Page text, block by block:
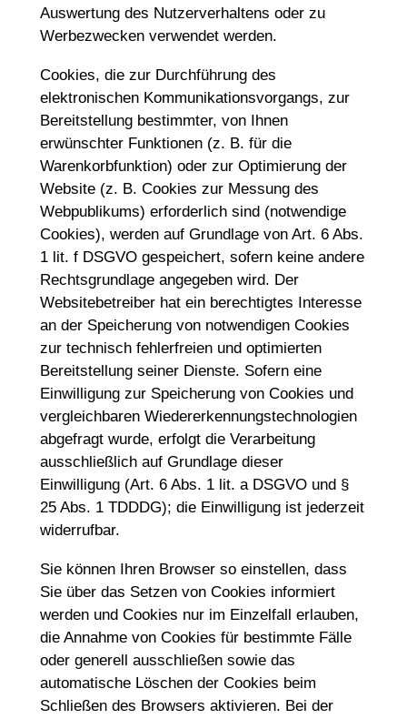
Auswertung des Nutzerverhaltens oder zu
Werbezwecken verwendet werden.
Cookies, die zur Durchführung des
elektronischen Kommunikationsvorgangs, zur
Bereitstellung bestimmter, von Ihnen
erwünschter Funktionen (z. B. für die
Warenkorbfunktion) oder zur Optimierung der
Website (z. B. Cookies zur Messung des
Webpublikums) erforderlich sind (notwendige
Cookies), werden auf Grundlage von Art. 6 Abs.
1 lit. f DSGVO gespeichert, sofern keine andere
Rechtsgrundlage angegeben wird. Der
Websitebetreiber hat ein berechtigtes Interesse
an der Speicherung von notwendigen Cookies
zur technisch fehlerfreien und optimierten
Bereitstellung seiner Dienste. Sofern eine
Einwilligung zur Speicherung von Cookies und
vergleichbaren Wiedererkennungstechnologien
abgefragt wurde, erfolgt die Verarbeitung
ausschließlich auf Grundlage dieser
Einwilligung (Art. 6 Abs. 1 lit. a DSGVO und §
25 Abs. 1 TDDDG); die Einwilligung ist jederzeit
widerrufbar.
Sie können Ihren Browser so einstellen, dass
Sie über das Setzen von Cookies informiert
werden und Cookies nur im Einzelfall erlauben,
die Annahme von Cookies für bestimmte Fälle
oder generell ausschließen sowie das
automatische Löschen der Cookies beim
Schließen des Browsers aktivieren. Bei der